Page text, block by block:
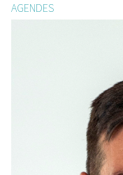
AGENDES